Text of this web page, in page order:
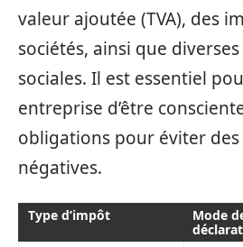
valeur ajoutée (TVA), des
sociétés, ainsi que
sociales. Il est essentiel
entreprise d’être
obligations pour éviter
négatives.
Type d’impôt
Mode